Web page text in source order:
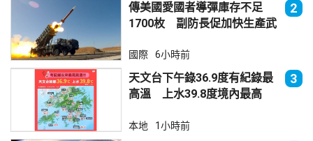
傳美國愛國者導彈庫存不足
1700枚 副防長促加快生產武
2
國際 6小時前
天文台下午錄36.9度有紀錄最
高溫 上水39.8度境內最高
3
本地 1小時前